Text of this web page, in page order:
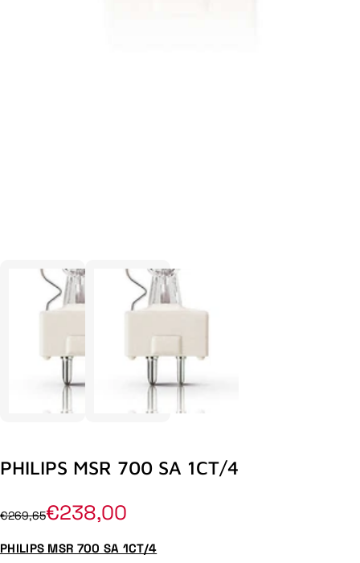
PHILIPS MSR 700 SA 1CT/4
€269,65€238,00
PHILIPS MSR 700 SA 1CT/4